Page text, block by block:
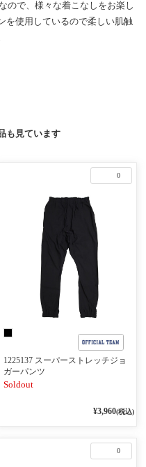
ので、様々な着こなしをお楽し
を使用しているので柔しい肌触
も見ています
0
1225137 スーパーストレッチジョ
ガーパンツ
Soldout
¥3,960(税込)
0